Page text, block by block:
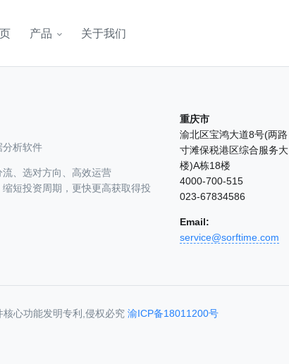
产品 关于我们
分析软件
流、选对方向、高效运营
短投资周期，更快更高获取得投
重庆市
渝北区宝鸿大道8号(两路
寸滩保税港区综合服务大
楼)A栋18楼
4000-700-515
023-67834586
Email:
service@sorftime.com
心功能发明专利,侵权必究 渝ICP备18011200号